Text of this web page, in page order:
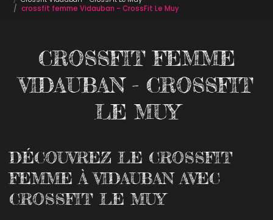
crossfit femme Vidauban - CrossFit Le Muy
CROSSFIT FEMME
VIDAUBAN - CROSSFIT
LE MUY
DÉCOUVREZ LE CROSSFIT
FEMME À VIDAUBAN AVEC
CROSSFIT LE MUY